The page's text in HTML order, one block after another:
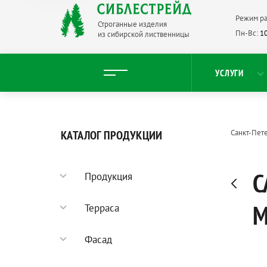
Строганные изделия
из сибирской лиственницы
УСЛУГИ
Режим
Пн-Вс:
КАТАЛОГ ПРОДУКЦИИ
Продукция
Садовый паркет
Терраса
Террасная доска
Фасад
Санкт-